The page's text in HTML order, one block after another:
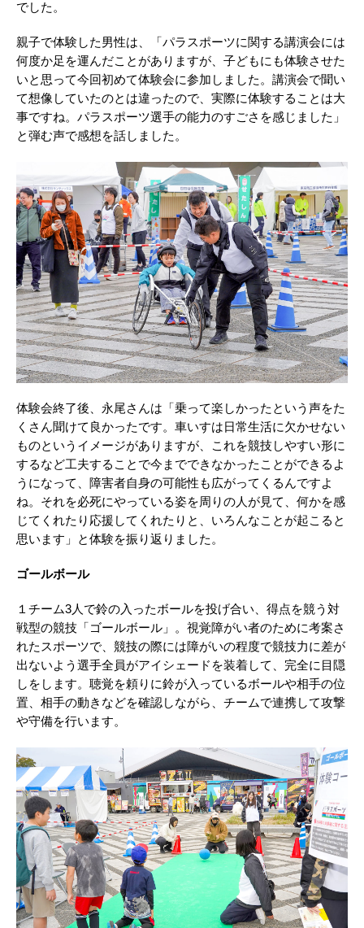
でした。
親子で体験した男性は、「パラスポーツに関する講演会には
何度か足を運んだことがありますが、子どもにも体験させた
いと思って今回初めて体験会に参加しました。講演会で聞い
て想像していたのとは違ったので、実際に体験することは大
事ですね。パラスポーツ選手の能力のすごさを感じました」
と弾む声で感想を話しました。
体験会終了後、永尾さんは「乗って楽しかったという声をた
くさん聞けて良かったです。車いすは日常生活に欠かせない
ものというイメージがありますが、これを競技しやすい形に
するなど工夫することで今までできなかったことができるよ
うになって、障害者自身の可能性も広がってくるんですよ
ね。それを必死にやっている姿を周りの人が見て、何かを感
じてくれたり応援してくれたりと、いろんなことが起こると
思います」と体験を振り返りました。
ゴールボール
１チーム3人で鈴の入ったボールを投げ合い、得点を競う対
戦型の競技「ゴールボール」。視覚障がい者のために考案さ
れたスポーツで、競技の際には障がいの程度で競技力に差が
出ないよう選手全員がアイシェードを装着して、完全に目隠
しをします。聴覚を頼りに鈴が入っているボールや相手の位
置、相手の動きなどを確認しながら、チームで連携して攻撃
や守備を行います。